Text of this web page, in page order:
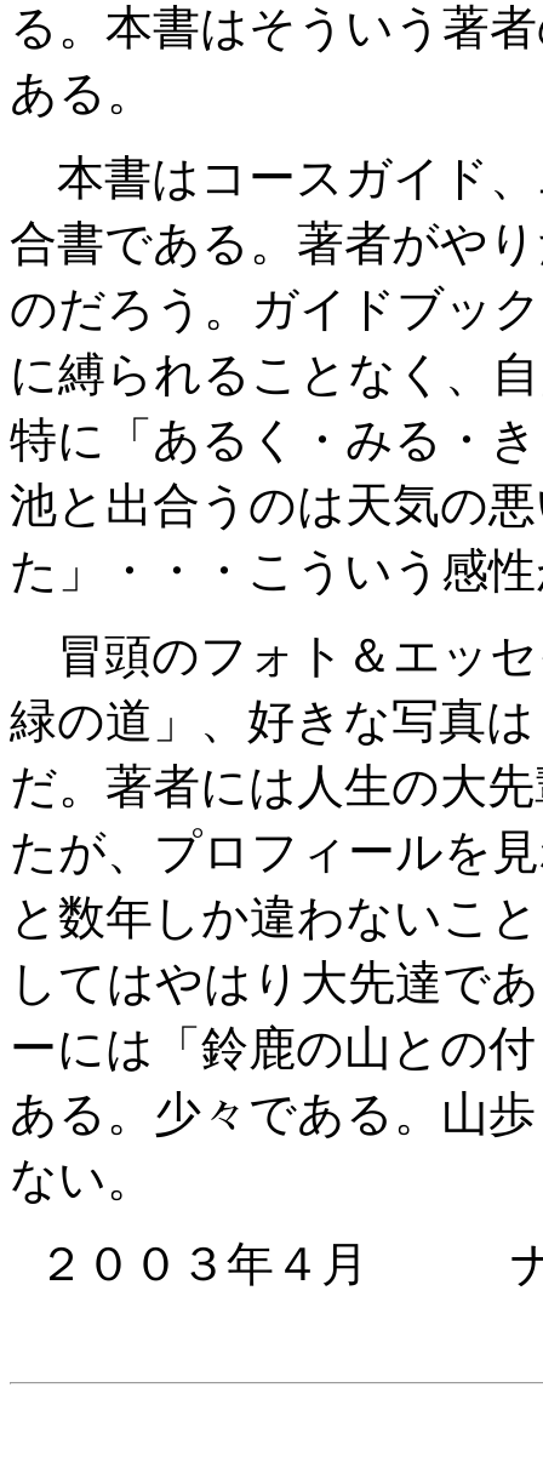
る。本書はそういう著
ある。
本書はコースガイド
合書である。著者がや
のだろう。ガイドブッ
に縛られることなく、
特に「あるく・みる・
池と出合うのは天気の
た」・・・こういう感
冒頭のフォト＆エッ
緑の道」、好きな写真
だ。著者には人生の大
たが、プロフィールを
と数年しか違わないこ
してはやはり大先達で
ーには「鈴鹿の山との
ある。少々である。山
ない。
２００３年４月